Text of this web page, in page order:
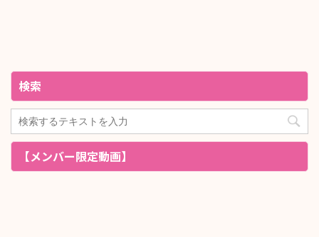
検索
【メンバー限定動画】